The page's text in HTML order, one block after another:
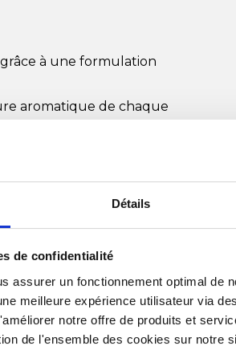
Détails
de confidentialité
assurer un fonctionnement optimal de
meilleure expérience utilisateur via
notre offre de produits et
de l'ensemble des cookies sur notre
à une formulation
aromatique de chaque
pratiques du
importants
des ingrédients
jarret, rôti, poitrine)